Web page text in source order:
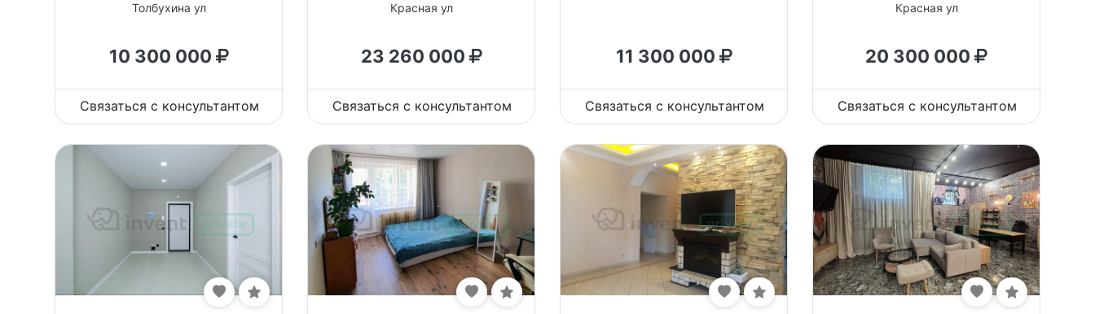
Толбухина ул
10 300 000
Связаться с консультантом
Красная ул
23 260 000
Связаться с консультантом
11 300 000
Связаться с консультантом
Красная ул
20 300 000
Связаться с консультантом